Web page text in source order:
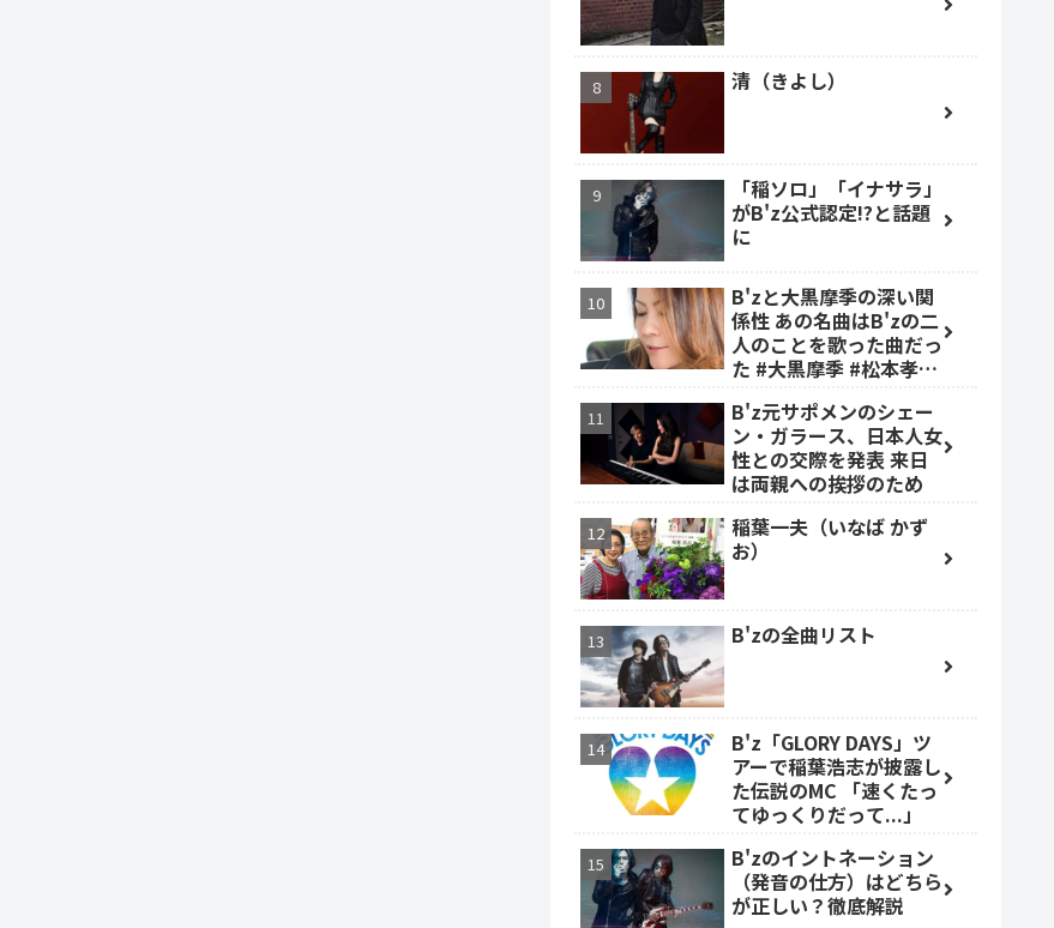
清（きよし）
「稲ソロ」「イナサラ」
がB'z公式認定!?と話題
に
B'zと大黒摩季の深い関
係性 あの名曲はB'zの二
人のことを歌った曲だっ
た #大黒摩季 #松本孝弘
B'z元サポメンのシェー
ン・ガラース、日本人女
性との交際を発表 来日
は両親への挨拶のため
稲葉一夫（いなば かず
お）
B'zの全曲リスト
B'z「GLORY DAYS」ツ
アーで稲葉浩志が披露し
た伝説のMC 「速くたっ
てゆっくりだって...」
B'zのイントネーション
（発音の仕方）はどちら
が正しい？徹底解説